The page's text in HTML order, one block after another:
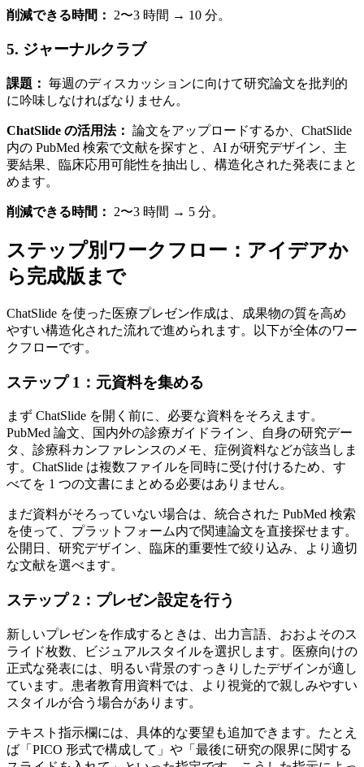
削減できる時間： 2〜3 時間 → 10 分。
5. ジャーナルクラブ
課題： 毎週のディスカッションに向けて研究論文を批判的
に吟味しなければなりません。
ChatSlide の活用法： 論文をアップロードするか、ChatSlide
内の PubMed 検索で文献を探すと、AI が研究デザイン、主
要結果、臨床応用可能性を抽出し、構造化された発表にまと
めます。
削減できる時間： 2〜3 時間 → 5 分。
ステップ別ワークフロー：アイデアか
ら完成版まで
ChatSlide を使った医療プレゼン作成は、成果物の質を高め
やすい構造化された流れで進められます。以下が全体のワー
クフローです。
ステップ 1：元資料を集める
まず ChatSlide を開く前に、必要な資料をそろえます。
PubMed 論文、国内外の診療ガイドライン、自身の研究デー
タ、診療科カンファレンスのメモ、症例資料などが該当しま
す。ChatSlide は複数ファイルを同時に受け付けるため、す
べてを 1 つの文書にまとめる必要はありません。
まだ資料がそろっていない場合は、統合された PubMed 検索
を使って、プラットフォーム内で関連論文を直接探せます。
公開日、研究デザイン、臨床的重要性で絞り込み、より適切
な文献を選べます。
ステップ 2：プレゼン設定を行う
新しいプレゼンを作成するときは、出力言語、おおよそのス
ライド枚数、ビジュアルスタイルを選択します。医療向けの
正式な発表には、明るい背景のすっきりしたデザインが適し
ています。患者教育用資料では、より視覚的で親しみやすい
スタイルが合う場合があります。
テキスト指示欄には、具体的な要望も追加できます。たとえ
ば「PICO 形式で構成して」や「最後に研究の限界に関する